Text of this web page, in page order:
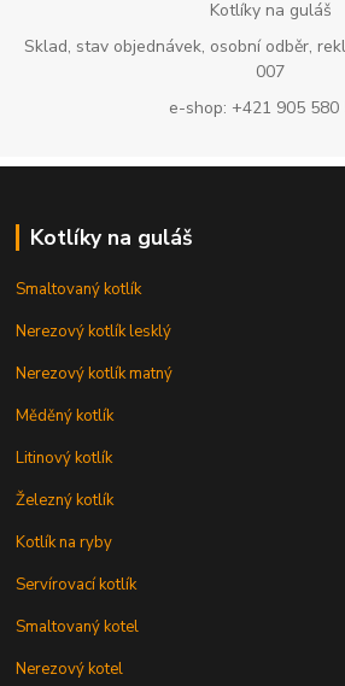
Kotlíky na guláš
Sklad, stav objednávek, osobní odběr,
007
e-shop: +421 905 580
Kotlíky na guláš
Smaltovaný kotlík
Nerezový kotlík lesklý
Nerezový kotlík matný
Měděný kotlík
Litinový kotlík
Železný kotlík
Kotlík na ryby
Servírovací kotlík
Smaltovaný kotel
Nerezový kotel